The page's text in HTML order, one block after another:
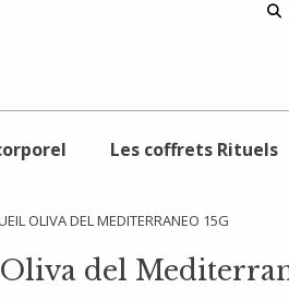
Les coffrets Rituels
OLIVA DEL MEDITERRANEO 15G
del